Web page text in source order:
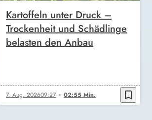
Kartoffeln unter Druck –
Trockenheit und Schädlinge
belasten den Anbau
7. Aug. 202609:27 02:55 Min. bookmark_border